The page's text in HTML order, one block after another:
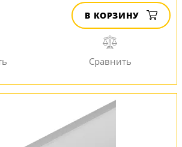
В КОРЗИНУ